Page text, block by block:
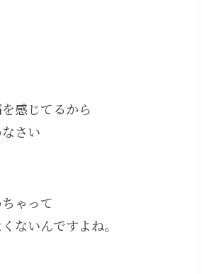
感じてるから
さい
ゃって
ないんですよね。